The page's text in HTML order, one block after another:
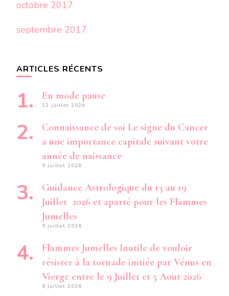
octobre 2017
septembre 2017
ARTICLES RÉCENTS
En mode pause
12 juillet 2026
Connaissance de soi Le signe du Cancer
a une importance capitale suivant votre
année de naissance
9 juillet 2026
Guidance Astrologique du 13 au 19
Juillet 2026 et aparté pour les Flammes
Jumelles
9 juillet 2026
Flammes Jumelles Inutile de vouloir
résister à la tornade initiée par Vénus en
Vierge entre le 9 Juillet et 5 Aout 2026
8 juillet 2026